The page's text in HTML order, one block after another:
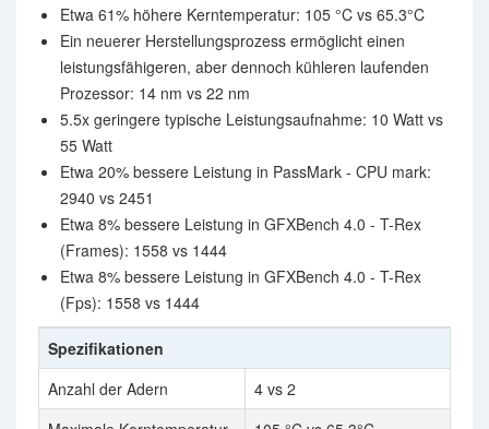
Etwa 61% höhere Kerntemperatur: 105 °C vs 65.3°C
Ein neuerer Herstellungsprozess ermöglicht einen
leistungsfähigeren, aber dennoch kühleren laufenden
Prozessor: 14 nm vs 22 nm
5.5x geringere typische Leistungsaufnahme: 10 Watt vs
55 Watt
Etwa 20% bessere Leistung in PassMark - CPU mark:
2940 vs 2451
Etwa 8% bessere Leistung in GFXBench 4.0 - T-Rex
(Frames): 1558 vs 1444
Etwa 8% bessere Leistung in GFXBench 4.0 - T-Rex
(Fps): 1558 vs 1444
Spezifikationen
Anzahl der Adern
4 vs 2